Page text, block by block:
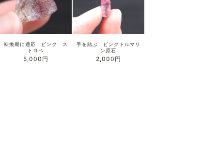
転換期に適応 ピンク ス
トロベ
5,000円
手を結ぶ ピンクトルマリ
ン原石
2,000円